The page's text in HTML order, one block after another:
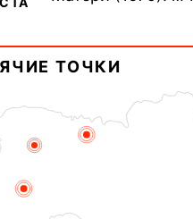
мучеников
воина Фео́дора...
ТОЧКИ